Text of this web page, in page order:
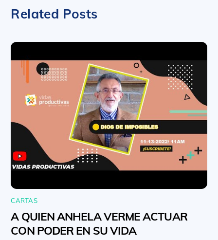
Related Posts
CARTAS
A QUIEN ANHELA VERME ACTUAR
CON PODER EN SU VIDA